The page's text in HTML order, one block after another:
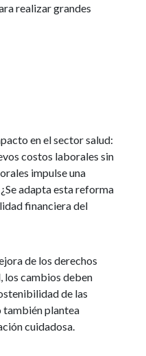
realizar grandes
en el sector salud:
costos laborales sin
impulse una
adapta esta reforma
financiera del
de los derechos
los cambios deben
de las
también plantea
cuidadosa.